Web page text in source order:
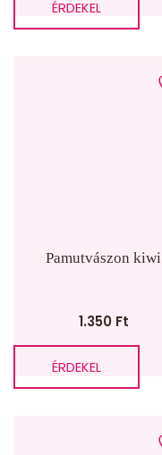
ÉRDEKEL
Pamutvászon kiwi
1.350 Ft
ÉRDEKEL